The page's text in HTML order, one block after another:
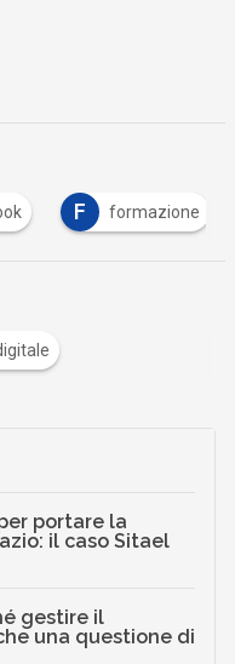
F formazione
portare la
il caso Sitael
gestire il
una questione di